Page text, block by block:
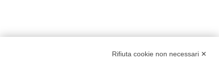
Rifiuta cookie non necessari ✕